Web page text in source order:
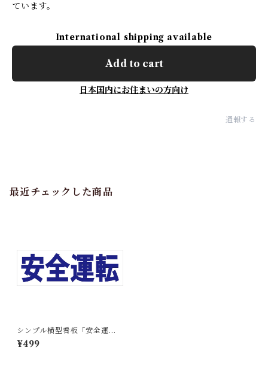
ています。
International shipping available
Add to cart
日本国内にお住まいの方向け
通報する
最近チェックした商品
シンプル横型看板「安全運転
(青)」【工場・現場】屋外可
¥499